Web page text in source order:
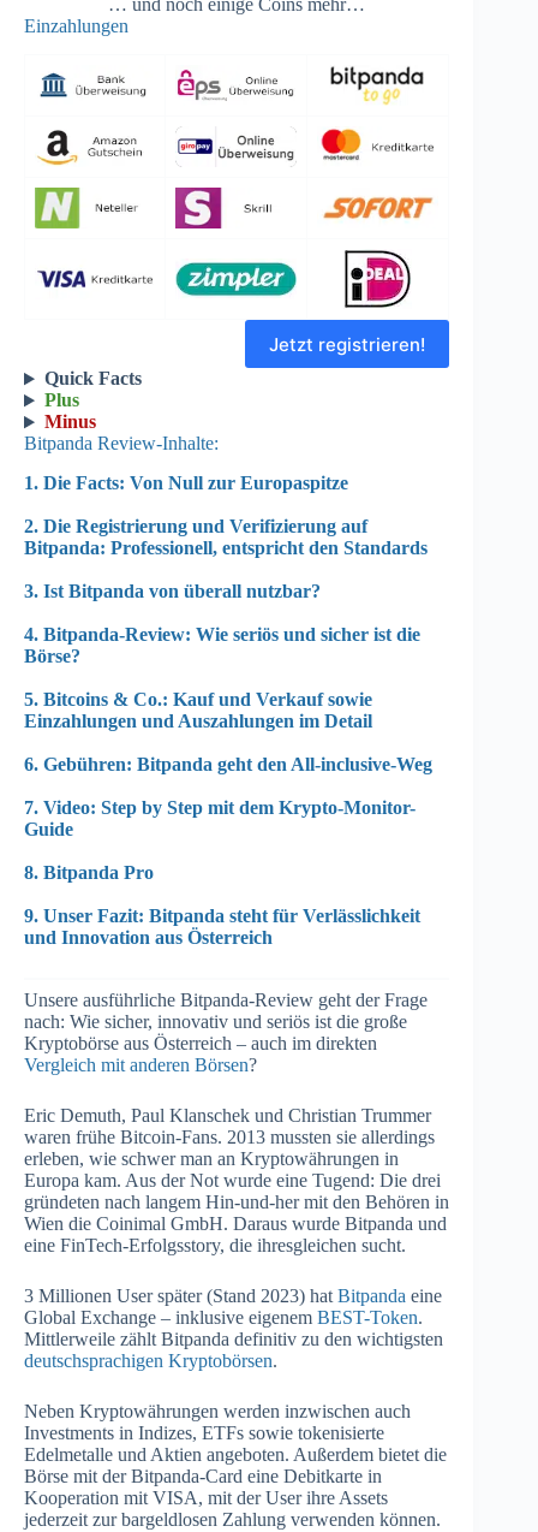
Einzahlungen
Jetzt registrieren!
Quick Facts
Plus
Minus
Bitpanda Review-Inhalte:
1. Die Facts: Von Null zur Europaspitze
2. Die Registrierung und Verifizierung auf
Bitpanda: Professionell, entspricht den Standards
3. Ist Bitpanda von überall nutzbar?
4. Bitpanda-Review: Wie seriös und sicher ist die
Börse?
5. Bitcoins & Co.: Kauf und Verkauf sowie
Einzahlungen und Auszahlungen im Detail
6. Gebühren: Bitpanda geht den All-inclusive-Weg
7. Video: Step by Step mit dem Krypto-Monitor-
Guide
8. Bitpanda Pro
9. Unser Fazit: Bitpanda steht für Verlässlichkeit
und Innovation aus Österreich
Unsere ausführliche Bitpanda-Review geht der Frage
nach: Wie sicher, innovativ und seriös ist die große
Kryptobörse aus Österreich – auch im direkten
Vergleich mit anderen Börsen?
Eric Demuth, Paul Klanschek und Christian Trummer
waren frühe Bitcoin-Fans. 2013 mussten sie allerdings
erleben, wie schwer man an Kryptowährungen in
Europa kam. Aus der Not wurde eine Tugend: Die drei
gründeten nach langem Hin-und-her mit den Behören in
Wien die Coinimal GmbH. Daraus wurde Bitpanda und
eine FinTech-Erfolgsstory, die ihresgleichen sucht.
3 Millionen User später (Stand 2023) hat Bitpanda eine
Global Exchange – inklusive eigenem BEST-Token.
Mittlerweile zählt Bitpanda definitiv zu den wichtigsten
deutschsprachigen Kryptobörsen.
Neben Kryptowährungen werden inzwischen auch
Investments in Indizes, ETFs sowie tokenisierte
Edelmetalle und Aktien angeboten. Außerdem bietet die
Börse mit der Bitpanda-Card eine Debitkarte in
Kooperation mit VISA, mit der User ihre Assets
jederzeit zur bargeldlosen Zahlung verwenden können.